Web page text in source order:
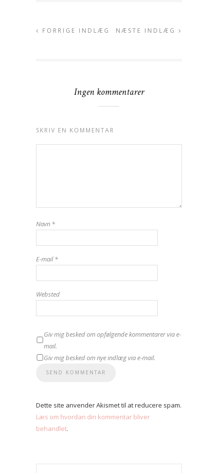
FORRIGE INDLÆG NÆSTE INDLÆG
Ingen kommentarer
SKRIV EN KOMMENTAR
Navn *
E-mail*
Websted
Giv mig besked om opfølgende kommentarer via e-
mail.
Giv mig besked om nye indlæg via e-mail.
Dette site anvender Akismet til at reducere spam.
Læs om hvordan din kommentar bliver
behandlet.